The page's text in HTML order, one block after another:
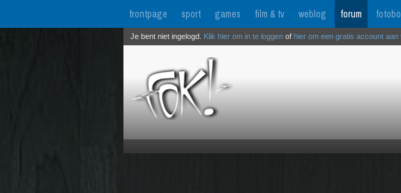
frontpage sport games film & tv weblog forum
Je bent niet ingelogd. Klik hier om in te loggen of hier om een gratis account aan